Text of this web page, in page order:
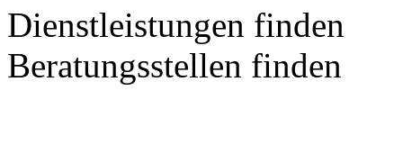
Dienstleistungen finden
Beratungsstellen finden